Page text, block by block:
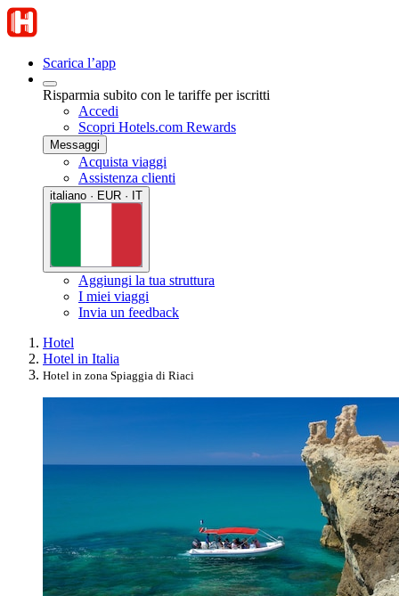
Scarica l’app
Risparmia subito con le tariffe per iscritti
Accedi
Scopri Hotels.com Rewards
Messaggi
Acquista viaggi
Assistenza clienti
italiano · EUR · IT
Aggiungi la tua struttura
I miei viaggi
Invia un feedback
Hotel
Hotel in Italia
Hotel in zona Spiaggia di Riaci